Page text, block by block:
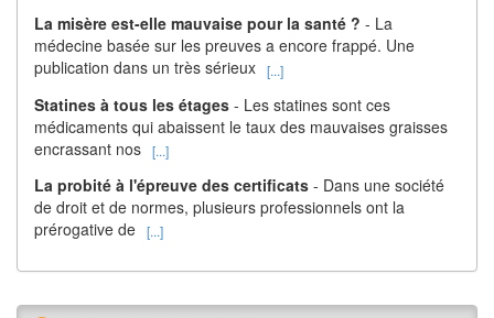
La misère est-elle mauvaise pour la santé ? - La
médecine basée sur les preuves a encore frappé. Une
publication dans un très sérieux [...]
Statines à tous les étages - Les statines sont ces
médicaments qui abaissent le taux des mauvaises graisses
encrassant nos [...]
La probité à l'épreuve des certificats - Dans une société
de droit et de normes, plusieurs professionnels ont la
prérogative de [...]